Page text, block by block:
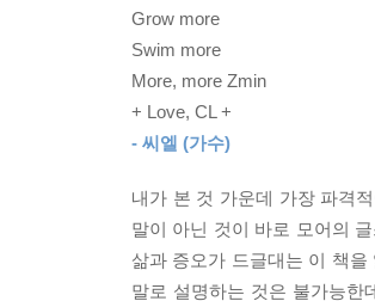
아줌마: 아줌마! 저 개 좀 어떻
나: (정색하며 우아하고 세련
언제 봤다고 나한테 아줌마냐는
--- p.196
모 줴냐, 그런 말도 알아?
줴냐 응, 검색했어.
모 줴냐, 당신 성격은 진짜 좆
줴냐 My 성격 is perfect!
받았으며 제26회 부산국제영
성년에 이르기까지 몸으로
그렸다. 영화에서도 소개되었
쇼를 보게 되고 훗날 뉴욕에
MaMa Experimental
맡아 주인공으로 열연한 작
이쪽과 저쪽의 경계에서 유영하
Grow more
Swim more
More, more Zmin
+ Love, CL +
- 씨엘 (가수)
내가 본 것 가운데 가장 파격
말이 아닌 것이 바로 모어의
삶과 증오가 드글대는 이 책
말로 설명하는 것은 불가능한